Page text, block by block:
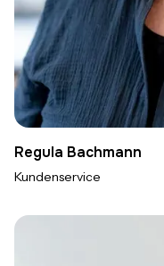
Regula Bachmann
Kundenservice